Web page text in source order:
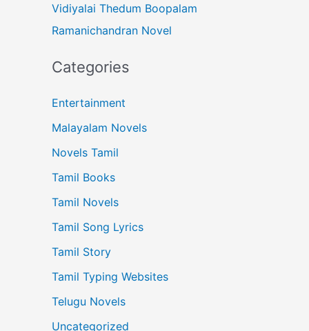
Vidiyalai Thedum Boopalam
Ramanichandran Novel
Categories
Entertainment
Malayalam Novels
Novels Tamil
Tamil Books
Tamil Novels
Tamil Song Lyrics
Tamil Story
Tamil Typing Websites
Telugu Novels
Uncategorized